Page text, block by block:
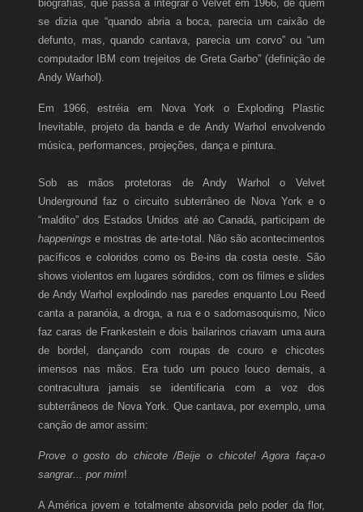
biografias, que passa a integrar o Velvet em 1966, de quem
se dizia que “quando abria a boca, parecia um caixão de
defunto, mas, quando cantava, parecia um corvo” ou “um
computador IBM com trejeitos de Greta Garbo” (definição de
Andy Warhol).
Em 1966, estréia em Nova York o Exploding Plastic
Inevitable, projeto da banda e de Andy Warhol envolvendo
música, performances, projeções, dança e pintura.
Sob as mãos protetoras de Andy Warhol o Velvet
Underground faz o circuito subterrâneo de Nova York e o
“maldito” dos Estados Unidos até ao Canadá, participam de
happenings e mostras de arte-total. Não são acontecimentos
pacíficos e coloridos como os Be-ins da costa oeste. São
shows violentos em lugares sórdidos, com os filmes e slides
de Andy Warhol explodindo nas paredes enquanto Lou Reed
canta a paranóia, a droga, a rua e o sadomasoquismo, Nico
faz caras de Frankestein e dois bailarinos criavam uma aura
de bordel, dançando com roupas de couro e chicotes
imensos nas mãos. Era tudo um pouco louco demais, a
contracultura jamais se identificaria com a voz dos
subterrâneos de Nova York. Que cantava, por exemplo, uma
canção de amor assim:
Prove o gosto do chicote /Beije o chicote! Agora faça-o
sangrar... por mim!
A América jovem e totalmente absorvida pelo poder da flor,